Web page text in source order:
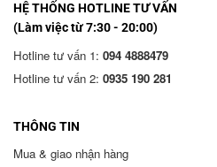
HỆ THỐNG HOTLINE TƯ VẤN
(Làm việc từ 7:30 - 20:00)
Hotline tư vấn 1: 094 4888479
Hotline tư vấn 2: 0935 190 281
THÔNG TIN
Mua & giao nhận hàng